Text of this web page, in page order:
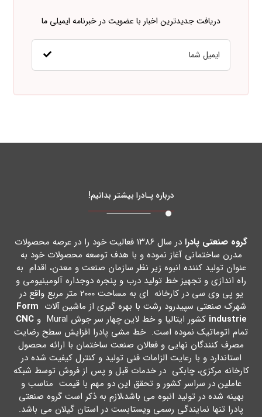
دریافت جدیدترین اخبار با عضویت در خبرنامه ایمیلی ما
درباره پـادرا بیشتر بدانیم!
گروه صنعتی پادرا
در سال ۱۳۸۶ فعالیت خود را در عرصه محصولات
مدرن ساختمانی آغاز نموده و با هدف توسعه محصولات خود به
عنوان تولید کننده انبوه زیر نظر سازمان صنعت و معدن، اقدام به
راه اندازي و تجهیز خط تولید درب و پنجره دوجداره آلومینیومی و
یو پی وي سی در کارخانه اي به مساحت ۲۰۰۰ متر مربع واقع در
شهرك صنعتی سپیدرود رشت با بهره گیري از ماشین آلات Form
industrie کشور ایتالیا و خط لاین چهار سر جوش Mural و
CNC
تمام اتوماتیک نموده است. خط مشی پادرا افزایش سطح رضایت
مصرف کنندگان نهایی و فعالان صنعت ساختمان با ارائه محصول
استاندارد و با رعایت الزامات فنی تولید و کنترل کیفیت شده در
کارخانه مرکزي، چابکی در خدمات قبل و پس از فروش توسط شبکه
عاملین در سراسر کشور و تحقق این دو مهم با قیمت مناسب و
بهینه شده در تولید انبوه می باشد،لازم به ذکر است گروه صنعتی
پادرا تنها نمایندگی رسمی ویستابست در استان گیلان می باشد.